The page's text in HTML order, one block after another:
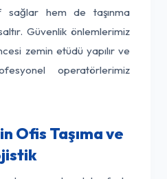
sağlar hem de taşınma
Güvenlik önlemlerimiz
zemin etüdü yapılır ve
operatörlerimiz
Ofis Taşıma ve